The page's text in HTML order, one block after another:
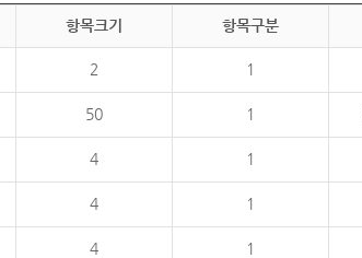
항목크기 항목구분
2 1
50 1
4 1
4 1
4 1